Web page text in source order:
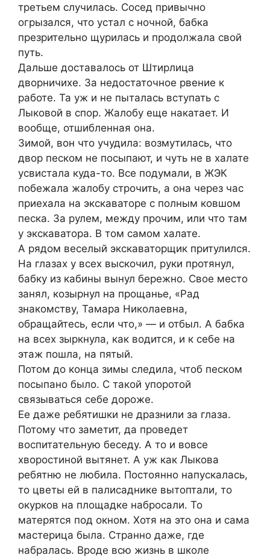
третьем случилась. Сосед привычно
огрызался, что устал с ночной, бабка
презрительно щурилась и продолжала свой
путь.
Дальше доставалось от Штирлица
дворничихе. За недостаточное рвение к
работе. Та уж и не пыталась вступать с
Лыковой в спор. Жалобу еще накатает. И
вообще, отшибленная она.
Зимой, вон что учудила: возмутилась, что
двор песком не посыпают, и чуть не в халате
усвистала куда-то. Все подумали, в ЖЭК
побежала жалобу строчить, а она через час
приехала на экскаваторе с полным ковшом
песка. За рулем, между прочим, или что там
у экскаватора. В том самом халате.
А рядом веселый экскаваторщик притулился.
На глазах у всех выскочил, руки протянул,
бабку из кабины вынул бережно. Свое место
занял, козырнул на прощанье, «Рад
знакомству, Тамара Николаевна,
обращайтесь, если что,» — и отбыл. А бабка
на всех зыркнула, как водится, и к себе на
этаж пошла, на пятый.
Потом до конца зимы следила, чтоб песком
посыпано было. С такой упоротой
связываться себе дороже.
Ее даже ребятишки не дразнили за глаза.
Потому что заметит, да проведет
воспитательную беседу. А то и вовсе
хворостиной вытянет. А уж как Лыкова
ребятню не любила. Постоянно напускалась,
то цветы ей в палисаднике вытоптали, то
окурков на площадке набросали. То
матерятся под окном. Хотя на это она и сама
мастерица была. Странно даже, где
набралась. Вроде всю жизнь в школе